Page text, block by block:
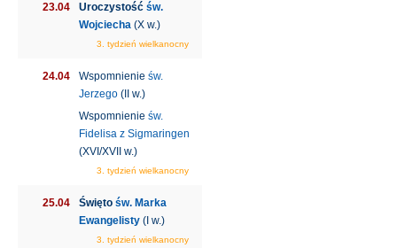
23.04 Uroczystość św.
Wojciecha (X w.)
3. tydzień wielkanocny
24.04 Wspomnienie św.
Jerzego (II w.)
Wspomnienie św.
Fidelisa z Sigmaringen
(XVI/XVII w.)
3. tydzień wielkanocny
25.04 Święto św. Marka
Ewangelisty (I w.)
3. tydzień wielkanocny